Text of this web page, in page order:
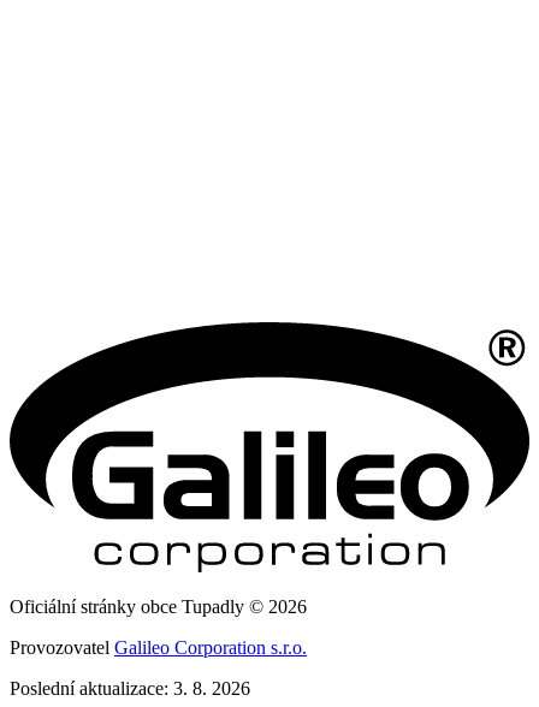
Oficiální stránky obce Tupadly © 2026
Provozovatel Galileo Corporation s.r.o.
Poslední aktualizace: 3. 8. 2026